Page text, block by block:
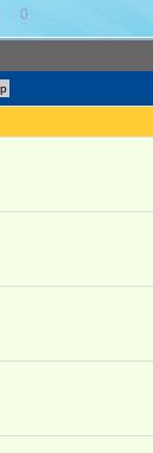
0